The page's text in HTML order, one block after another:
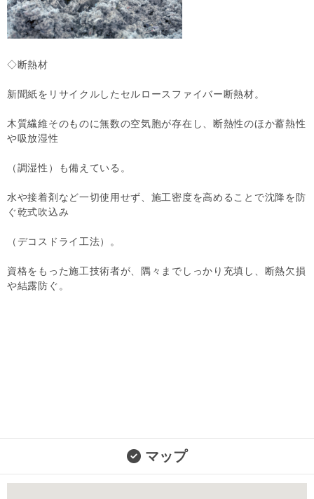
◇断熱材
新聞紙をリサイクルしたセルロースファイバー断熱材。
木質繊維そのものに無数の空気胞が存在し、断熱性のほか蓄熱性
や吸放湿性
（調湿性）も備えている。
水や接着剤など一切使用せず、施工密度を高めることで沈降を防
ぐ乾式吹込み
（デコスドライ工法）。
資格をもった施工技術者が、隅々までしっかり充填し、断熱欠損
や結露防ぐ。
マップ